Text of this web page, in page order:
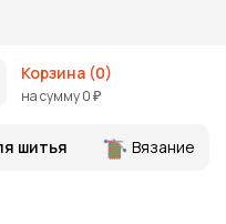
Корзина (0)
на сумму0 ₽
шитья Вязание